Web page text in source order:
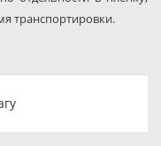
транспортировки.